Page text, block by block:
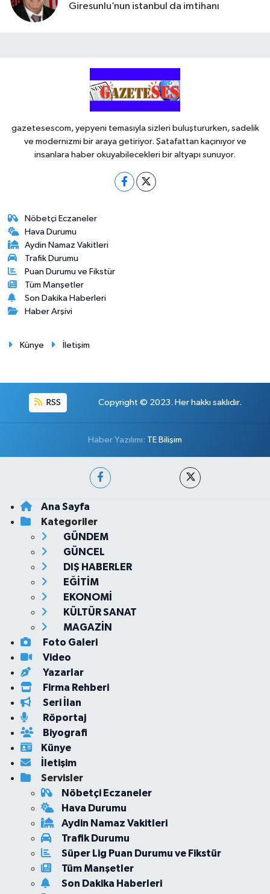
Giresunlu’nun istanbul da imtihanı
gazetesescom, yepyeni temasıyla sizleri buluştururken, sadelik
ve modernizmi bir araya getiriyor. Şatafattan kaçınıyor ve
insanlara haber okuyabilecekleri bir altyapı sunuyor.
Nöbetçi Eczaneler
Hava Durumu
Aydin Namaz Vakitleri
Trafik Durumu
Puan Durumu ve Fikstür
Tüm Manşetler
Son Dakika Haberleri
Haber Arşivi
Künye İletişim
RSS Copyright © 2023. Her hakkı saklıdır.
Haber Yazılımı: TE Bilişim
Ana Sayfa
Kategoriler
GÜNDEM
GÜNCEL
DIŞ HABERLER
EĞİTİM
EKONOMİ
KÜLTÜR SANAT
MAGAZİN
Foto Galeri
Video
Yazarlar
Firma Rehberi
Seri İlan
Röportaj
Biyografi
Künye
İletişim
Servisler
Nöbetçi Eczaneler
Hava Durumu
Aydin Namaz Vakitleri
Trafik Durumu
Süper Lig Puan Durumu ve Fikstür
Tüm Manşetler
Son Dakika Haberleri